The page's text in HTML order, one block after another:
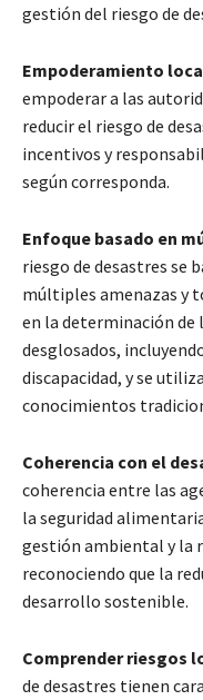
gestión del riesgo de
Empoderamiento
empoderar a las
reducir el riesgo de
incentivos y
según corresponda.
Enfoque basado en
riesgo de desastres se
múltiples amenazas y
en la determinación
desglosados,
discapacidad, y se
conocimientos
Coherencia con el
coherencia entre las
la seguridad
gestión ambiental y la
reconociendo que la
desarrollo sostenible.
Comprender riesgos
de desastres tienen